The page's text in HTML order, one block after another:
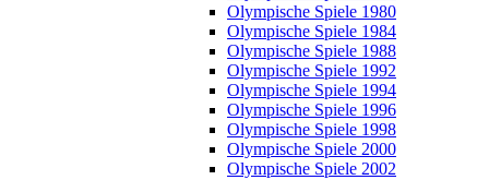
Olympische Spiele 1980
Olympische Spiele 1984
Olympische Spiele 1988
Olympische Spiele 1992
Olympische Spiele 1994
Olympische Spiele 1996
Olympische Spiele 1998
Olympische Spiele 2000
Olympische Spiele 2002